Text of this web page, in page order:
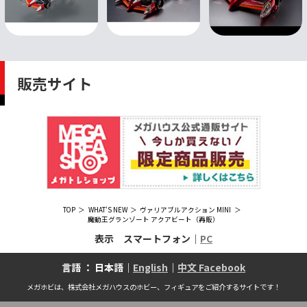
販売サイト
TOP WHAT'S NEW
ヴァリアブルアクション MINI
魔動王グランゾート アクアビート（再販）
表示 スマートフォン｜ PC
言語 ： 日本語｜ English ｜ 中文 Facebook
メガホビは、株式会社メガハウスのホビー、フィギュアをご紹介するサイトです！